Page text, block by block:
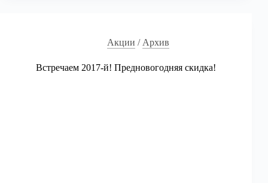
Акции / Архив
Встречаем 2017-й! Предновогодняя скидка!